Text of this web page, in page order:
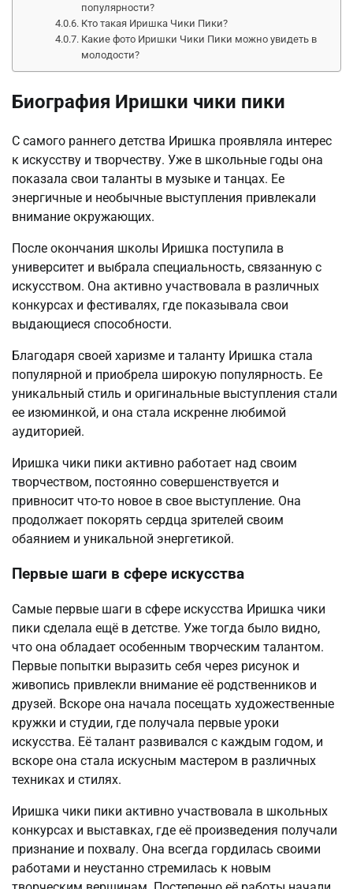
популярности?
Кто такая Иришка Чики Пики?
Какие фото Иришки Чики Пики можно увидеть в
молодости?
Биография Иришки чики пики
С самого раннего детства Иришка проявляла интерес
к искусству и творчеству. Уже в школьные годы она
показала свои таланты в музыке и танцах. Ее
энергичные и необычные выступления привлекали
внимание окружающих.
После окончания школы Иришка поступила в
университет и выбрала специальность, связанную с
искусством. Она активно участвовала в различных
конкурсах и фестивалях, где показывала свои
выдающиеся способности.
Благодаря своей харизме и таланту Иришка стала
популярной и приобрела широкую популярность. Ее
уникальный стиль и оригинальные выступления стали
ее изюминкой, и она стала искренне любимой
аудиторией.
Иришка чики пики активно работает над своим
творчеством, постоянно совершенствуется и
привносит что-то новое в свое выступление. Она
продолжает покорять сердца зрителей своим
обаянием и уникальной энергетикой.
Первые шаги в сфере искусства
Самые первые шаги в сфере искусства Иришка чики
пики сделала ещё в детстве. Уже тогда было видно,
что она обладает особенным творческим талантом.
Первые попытки выразить себя через рисунок и
живопись привлекли внимание её родственников и
друзей. Вскоре она начала посещать художественные
кружки и студии, где получала первые уроки
искусства. Её талант развивался с каждым годом, и
вскоре она стала искусным мастером в различных
техниках и стилях.
Иришка чики пики активно участвовала в школьных
конкурсах и выставках, где её произведения получали
признание и похвалу. Она всегда гордилась своими
работами и неустанно стремилась к новым